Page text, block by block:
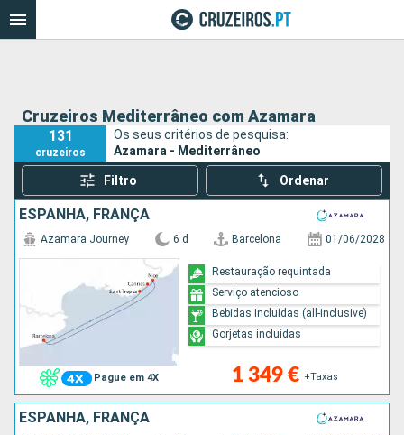
Cruzeiros Mediterrâneo com Azamara
131
cruzeiros
Os seus critérios de pesquisa:
Azamara - Mediterrâneo
Filtro Ordenar
ESPANHA, FRANÇA
Pague em 4X
Azamara Journey 6 d Barcelona 01/06/2028
1 349 € +Taxas
Restauração requintada
Serviço atencioso
Bebidas incluídas (all-inclusive)
Gorjetas incluídas
ESPANHA, FRANÇA